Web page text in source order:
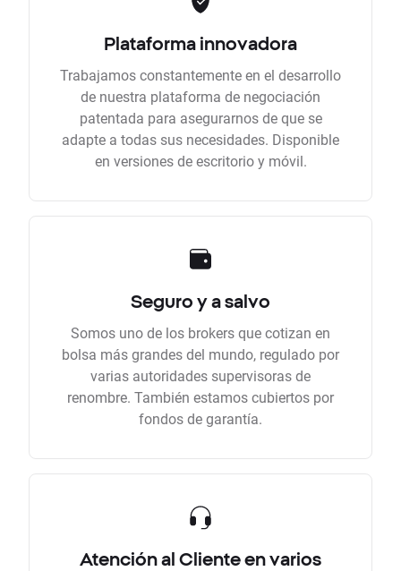
Plataforma innovadora
Trabajamos constantemente en el desarrollo
de nuestra plataforma de negociación
patentada para asegurarnos de que se
adapte a todas sus necesidades. Disponible
en versiones de escritorio y móvil.
Seguro y a salvo
Somos uno de los brokers que cotizan en
bolsa más grandes del mundo, regulado por
varias autoridades supervisoras de
renombre. También estamos cubiertos por
fondos de garantía.
Atención al Cliente en varios